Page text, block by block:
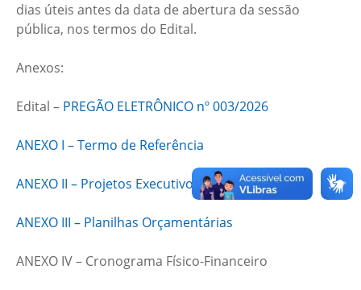
dias úteis antes da data de abertura da sessão
pública, nos termos do Edital.
Anexos:
Edital – PREGÃO ELETRÔNICO nº 003/2026
ANEXO I – Termo de Referência
ANEXO II – Projetos Executivos
ANEXO III – Planilhas Orçamentárias
ANEXO IV – Cronograma Físico-Financeiro